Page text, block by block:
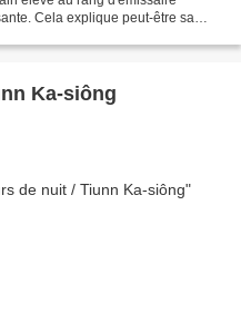
Cela explique peut-être sa
Ka-siông